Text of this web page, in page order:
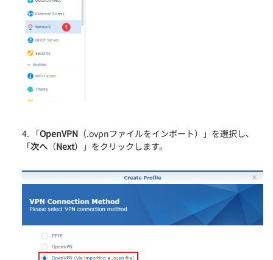
「OpenVPN （.ovpnファイルをインポート）」を選択し、
「次へ （Next）」をクリックします。